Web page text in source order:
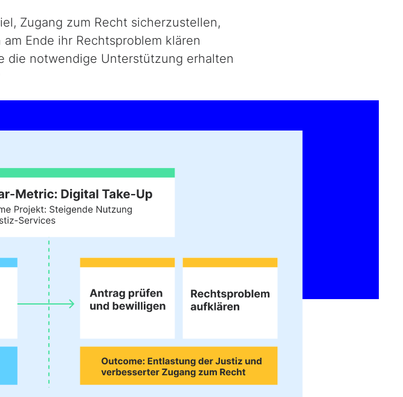
Zugang zum Recht sicherzustellen,
Ende ihr Rechtsproblem klären
die notwendige Unterstützung erhalten